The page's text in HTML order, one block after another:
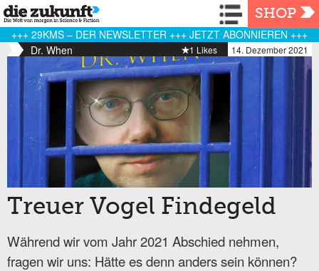
Navigation
SHOP
+++ 29KMS – DER NEWSLETTER +++ JETZT ABONNIEREN +++
Dr. When
14. Dezember 2021
1 Likes
Treuer Vogel Findegeld
Während wir vom Jahr 2021 Abschied nehmen,
fragen wir uns: Hätte es denn anders sein können?